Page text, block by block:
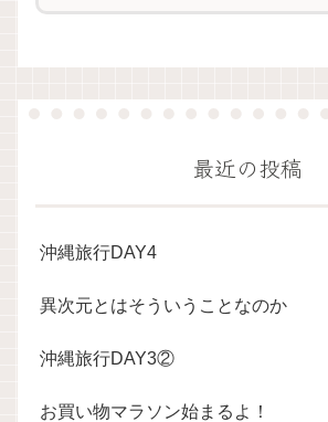
最近の投稿
沖縄旅行DAY4
異次元とはそういうことなのか
沖縄旅行DAY3②
お買い物マラソン始まるよ！